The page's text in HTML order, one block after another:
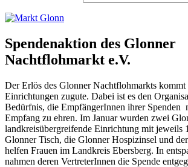
Spendenaktion des Glonner
Nachtflohmarkt e.V.
Der Erlös des Glonner Nachtflohmarkts kommt
Einrichtungen zugute. Dabei ist es den
Bedürfnis, die EmpfängerInnen ihrer Spenden
Empfang zu ehren. Im Januar wurden zwei
landkreisübergreifende Einrichtung mit jeweils
Glonner Tisch, die Glonner Hospizinsel und
helfen Frauen im Landkreis Ebersberg. In
nahmen deren VertreterInnen die Spende